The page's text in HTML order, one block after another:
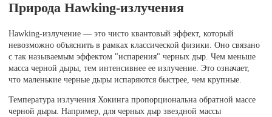
Природа Hawking-излучения
Hawking-излучение — это чисто квантовый эффект, который
невозможно объяснить в рамках классической физики. Оно связано
с так называемым эффектом "испарения" черных дыр. Чем меньше
масса черной дыры, тем интенсивнее ее излучение. Это означает,
что маленькие черные дыры испаряются быстрее, чем крупные.
Температура излучения Хокинга пропорциональна обратной массе
черной дыры. Например, для черных дыр звездной массы